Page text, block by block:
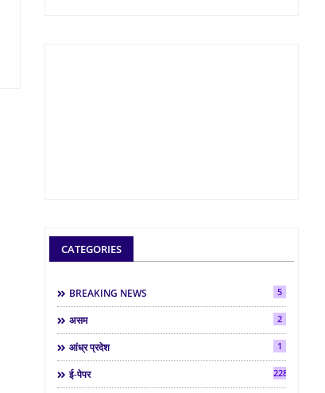
CATEGORIES
BREAKING NEWS 5
असम 2
आंध्र प्रदेश 1
ई-पेपर 2286